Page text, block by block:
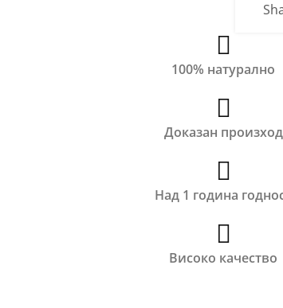
100% натурално
Доказан произход
Над 1 година
Високо качество